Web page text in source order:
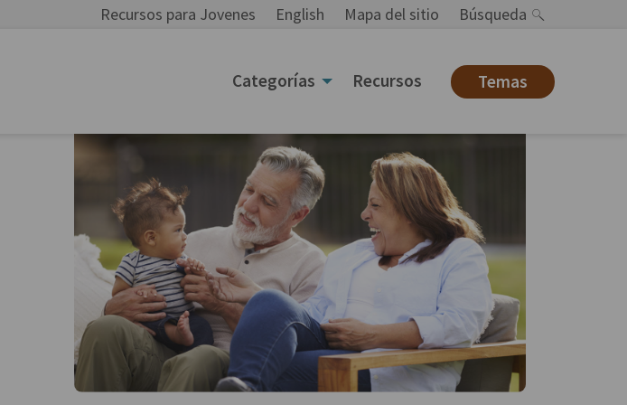
Recursos para Jovenes English Mapa del sitio Búsqueda
Categorías Recursos Temas